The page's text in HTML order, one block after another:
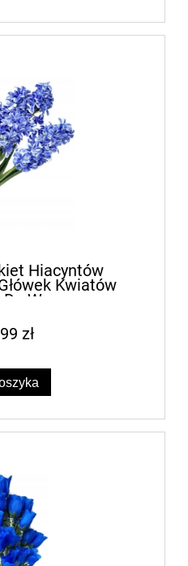
Hiacyntów
Kwiatów
Wazonu
zł